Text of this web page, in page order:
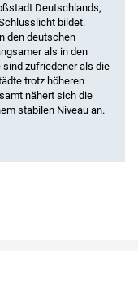
Deutschlands,
bildet.
den deutschen
als in den
zufriedener als die
trotz höheren
nähert sich die
stabilen Niveau an.